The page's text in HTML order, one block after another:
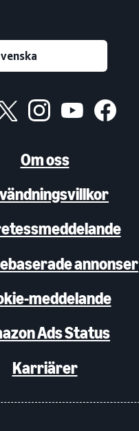
Om oss
annonser
meddelande
Ads Status
Karriärer